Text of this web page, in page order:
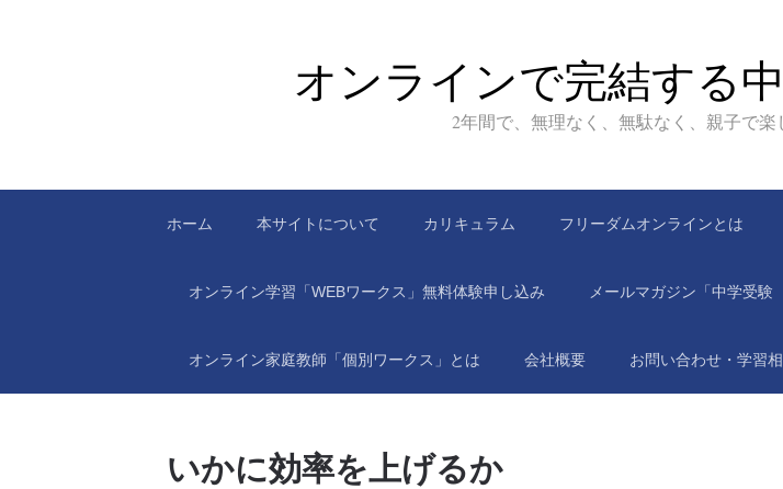
オンラインで完結する
2年間で、無理なく、無駄なく、親子で楽
ホーム 本サイトについて カリキュラム フリーダムオンラインとは
オンライン学習「WEBワークス」無料体験申し込み メールマガジン「中学受
オンライン家庭教師「個別ワークス」とは 会社概要 お問い合わせ・学習
いかに効率を上げるか